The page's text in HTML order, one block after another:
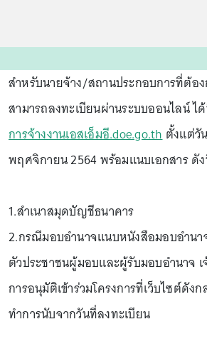
สำหรับนายจ้าง/สถานประกอบการที่ต้อง
สามารถลงทะเบียนผ่านระบบออนไลน์ ไ
การจ้างงานเอสเอ็มอี.doe.go.thตั้งแต่วั
พฤศจิกายน 2564 พร้อมแนบเอกสาร ดั
1.สำเนาสมุดบัญชีธนาคาร
2.กรณีมอบอำนาจแนบหนังสือมอบอำนา
ตัวประชาชนผู้มอบและผู้รับมอบอำนาจ
การอนุมัติเข้าร่วมโครงการที่เว็บไซต์ดัง
ทำการนับจากวันที่ลงทะเบียน